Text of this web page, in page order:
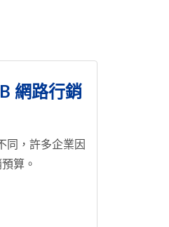
網路行銷
同，許多企業因
算。